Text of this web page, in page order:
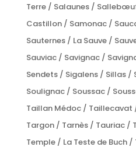
Terre / Salaunes /
Castillon / Samonac /
Sauternes / La Sauve /
Sauviac / Savignac /
Sendets / Sigalens / Sillas /
Soulignac / Soussac /
Taillan Médoc / Taillecavat
Targon / Tarnès / Tauriac /
Temple / La Teste de Buch